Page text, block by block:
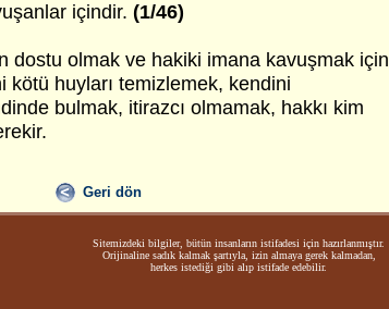
içindir. (1/46)
dostu olmak ve hakiki imana kavuşmak için
kötü huyları temizlemek, kendini
bulmak, itirazcı olmamak, hakkı kim
Geri dön
Sitemizdeki bilgiler, bütün insanların istifadesi için hazırlanmıştır.
Orijinaline sadık kalmak şartıyla, izin almaya gerek kalmadan,
herkes istediği gibi alıp istifade edebilir.